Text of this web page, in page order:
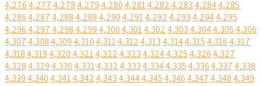
4,2764,2774,2784,2794,2804,2814,2824,2834,2844,285
4,2864,2874,2884,2894,2904,2914,2924,2934,2944,295
4,2964,2974,2984,2994,3004,3014,3024,3034,3044,3054,306
4,3074,3084,3094,3104,3114,3124,3134,3144,3154,3164,317
4,3184,3194,3204,3214,3224,3234,3244,3254,3264,327
4,3284,3294,3304,3314,3324,3334,3344,3354,3364,3374,338
4,3394,3404,3414,3424,3434,3444,3454,3464,3474,3484,349